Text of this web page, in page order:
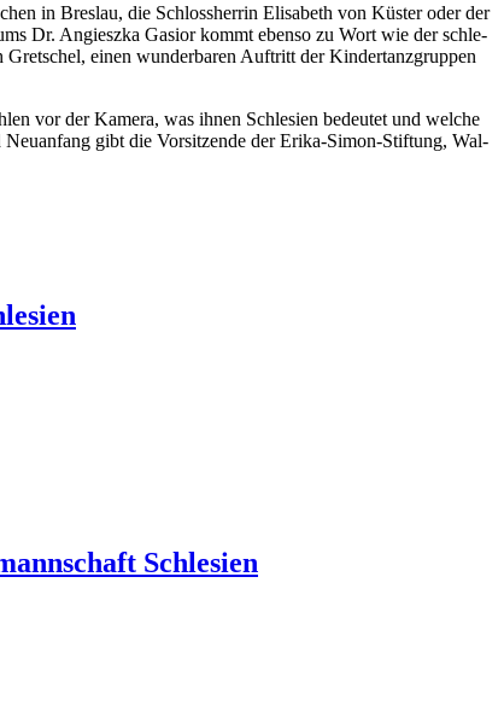
in Bres­lau, die Schloss­her­rin Eli­sa­beth von Küs­ter oder der
Dr. Angieszka Gasi­or kommt eben­so zu Wort wie der schle­
einen wun­der­ba­ren Auf­tritt der Kin­der­tanz­grup­pen
vor der Kame­ra, was ihnen Schle­si­en bedeu­tet und wel­che
Neu­an­fang gibt die Vor­sit­zen­de der Eri­ka-Simon-Stif­tung, Wal­
Schlesien